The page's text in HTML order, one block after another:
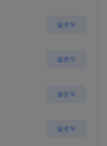
팔로우
팔로우
팔로우
팔로우